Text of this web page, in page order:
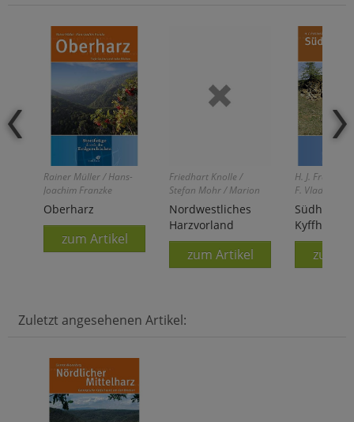
Rainer Müller / Hans-
Joachim Franzke
Oberharz
zum Artikel
Friedhart Knolle /
Stefan Mohr / Marion
Seitz
Nordwestliches
Harzvorland
zum Artikel
H. J. Franzke
F. Vladi
Südharz
Kyffhäuser
zum
Zuletzt angesehenen Artikel: